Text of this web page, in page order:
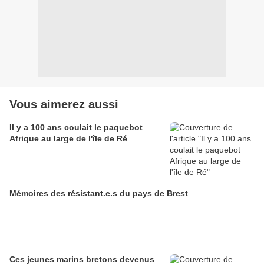
Vous aimerez aussi
Il y a 100 ans coulait le paquebot
Afrique au large de l'île de Ré
Mémoires des résistant.e.s du pays de Brest
Ces jeunes marins bretons devenus